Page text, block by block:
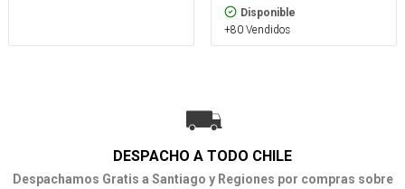
Disponible
+80 Vendidos
DESPACHO A TODO CHILE
Despachamos Gratis a Santiago y Regiones por compras sobre